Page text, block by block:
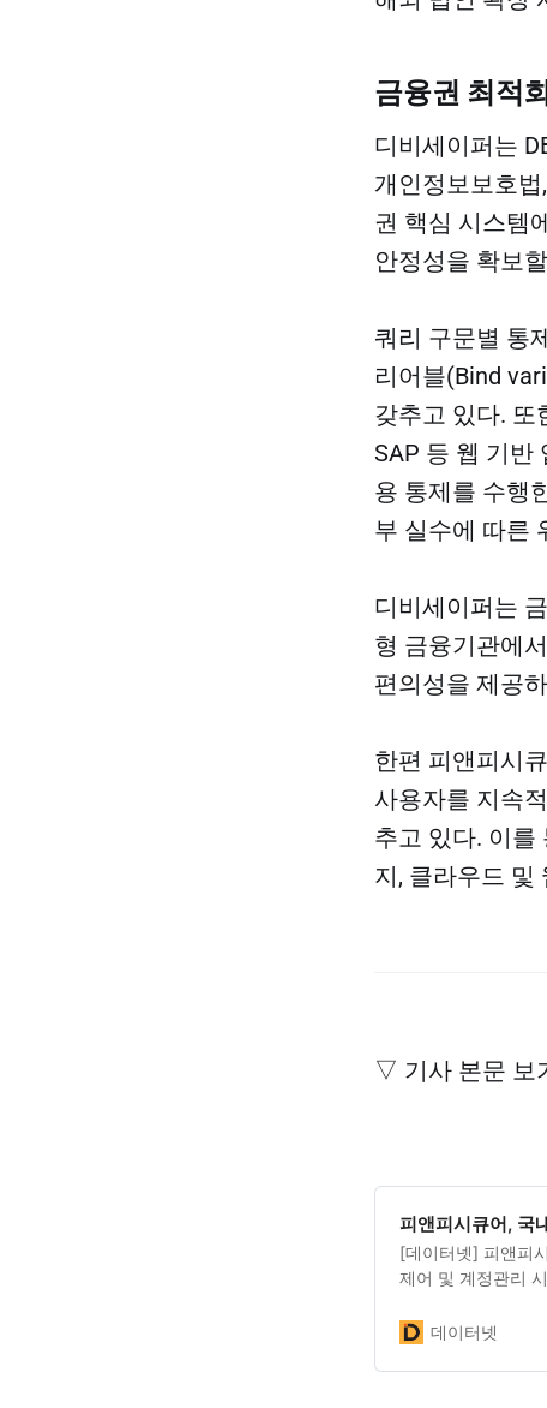
금융권 최적
디비세이퍼는
개인정보보호
권 핵심 시스템
안정성을 확보
쿼리 구문별 통
리어블(Bind
갖추고 있다. 또
SAP 등 웹 기반
용 통제를 수행
부 실수에 따른
디비세이퍼는
형 금융기관에
편의성을 제공
한편 피앤피시
사용자를 지속
추고 있다. 이를
지, 클라우드 및
▽ 기사 본문 보
피앤피시큐어, 국
[데이터넷] 피앤피
제어 및 계정관리
를 구축하기 위한
감사 지적사항과
데이터넷